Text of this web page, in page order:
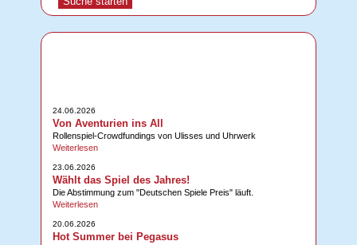
24.06.2026
Von Aventurien ins All
Rollenspiel-Crowdfundings von Ulisses und Uhrwerk
Weiterlesen
23.06.2026
Wählt das Spiel des Jahres!
Die Abstimmung zum "Deutschen Spiele Preis" läuft.
Weiterlesen
20.06.2026
Hot Summer bei Pegasus